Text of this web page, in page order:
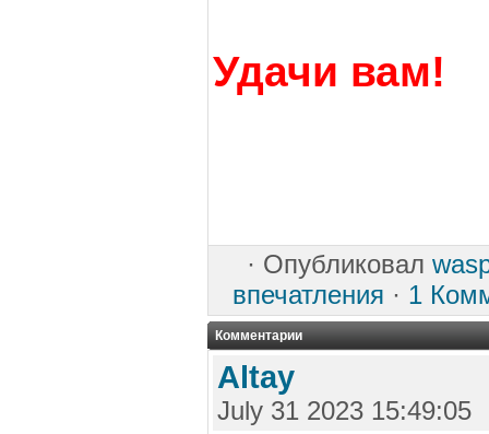
Удачи вам!
· Опубликовал
впечатления · 1
Комментарии
Altay
July 31 2023 15:49:05